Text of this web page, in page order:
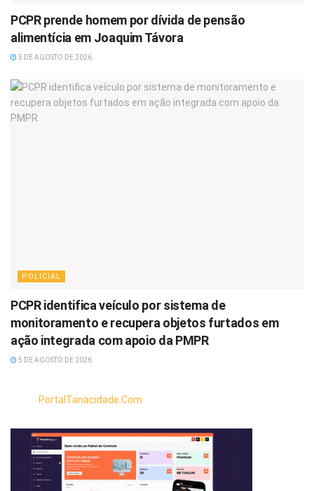
PCPR prende homem por dívida de pensão
alimentícia em Joaquim Távora
5 DE AGOSTO DE 2026
POLICIAL
PCPR identifica veículo por sistema de
monitoramento e recupera objetos furtados em
ação integrada com apoio da PMPR
5 DE AGOSTO DE 2026
PortalTanacidade.Com